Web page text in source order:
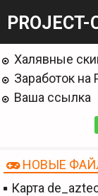
PROJECT-
Халявные
Заработок
Ваша ссылка
НОВЫЕ
Карта